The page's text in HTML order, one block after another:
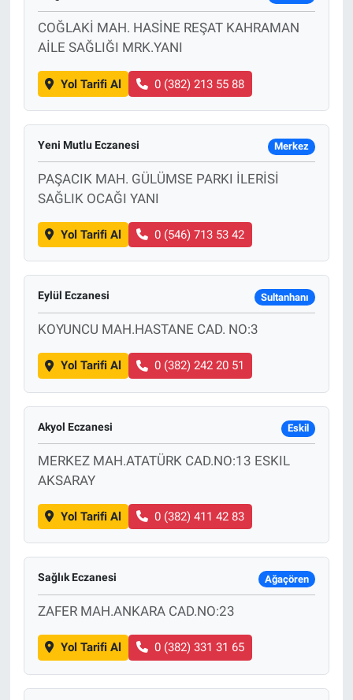
COĞLAKİ MAH. HASİNE REŞAT KAHRAMAN
AİLE SAĞLIĞI MRK.YANI
Yol Tarifi Al 0 (382) 213 55 88
Yeni Mutlu Eczanesi Merkez
PAŞACIK MAH. GÜLÜMSE PARKI İLERİSİ
SAĞLIK OCAĞI YANI
Yol Tarifi Al 0 (546) 713 53 42
Eylül Eczanesi Sultanhanı
KOYUNCU MAH.HASTANE CAD. NO:3
Yol Tarifi Al 0 (382) 242 20 51
Akyol Eczanesi Eskil
MERKEZ MAH.ATATÜRK CAD.NO:13 ESKIL
AKSARAY
Yol Tarifi Al 0 (382) 411 42 83
Sağlık Eczanesi Ağaçören
ZAFER MAH.ANKARA CAD.NO:23
Yol Tarifi Al 0 (382) 331 31 65